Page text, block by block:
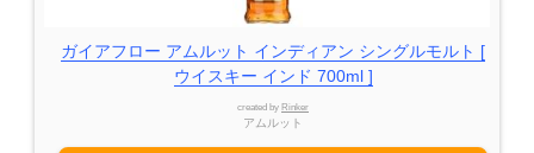
ガイアフロー アムルット インディアン シングルモルト [
ウイスキー インド 700ml ]
created by Rinker
アムルット